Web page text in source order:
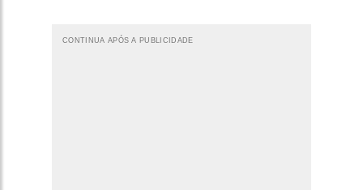
CONTINUA APÓS A PUBLICIDADE